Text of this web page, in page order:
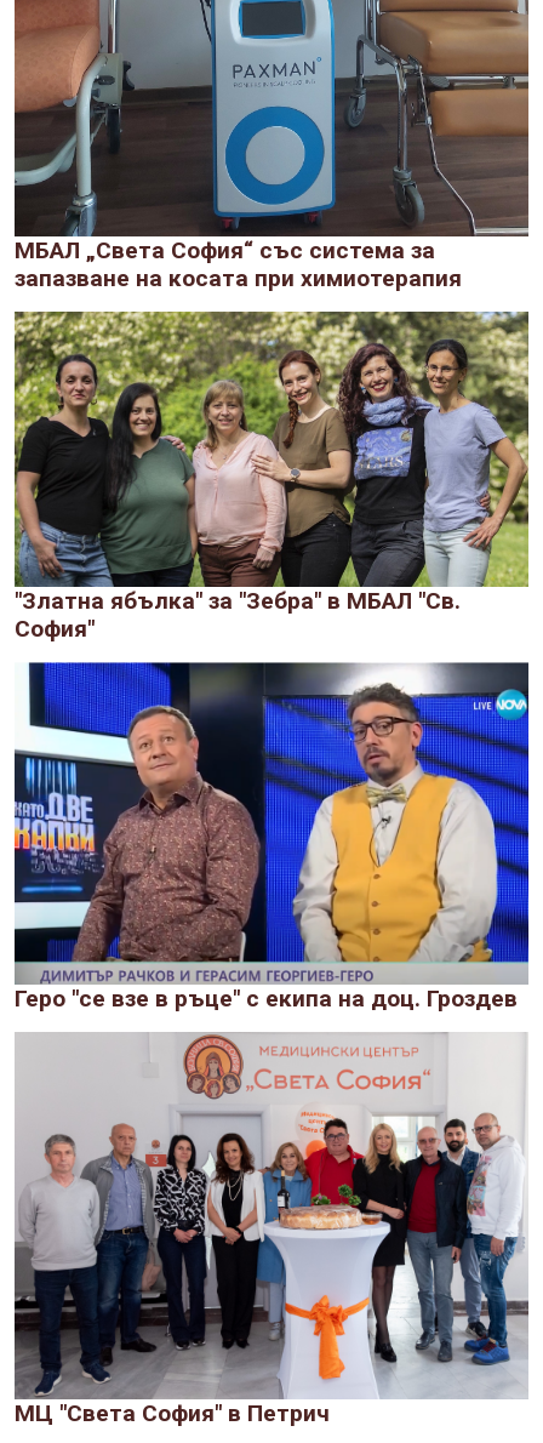
МБАЛ „Света София“ със система за
запазване на косата при химиотерапия
"Златна ябълка" за "Зебра" в МБАЛ "Св.
София"
Геро "се взе в ръце" с екипа на доц. Гроздев
МЦ "Света София" в Петрич